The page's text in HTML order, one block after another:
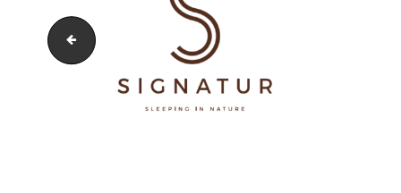
18358_foto-website-signatur-matras